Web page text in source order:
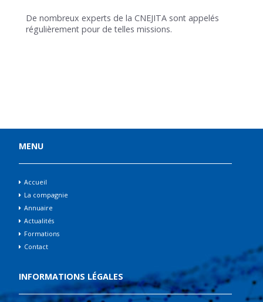
De nombreux experts de la CNEJITA sont appelés
régulièrement pour de telles missions.
MENU
Accueil
La compagnie
Annuaire
Actualités
Formations
Contact
INFORMATIONS LÉGALES